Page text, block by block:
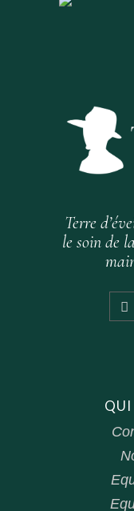
Terre
le soin de
QUI